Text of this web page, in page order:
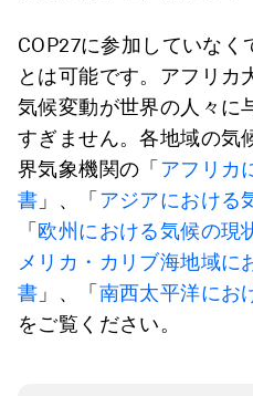
COP27に参加していなく
とは可能です。アフリカ
気候変動が世界の人々に
すぎません。各地域の気
界気象機関の「アフリカ
書 」、「アジアにおける
「欧州における気候の現
メリカ・カリブ海地域に
書 」、「南西太平洋にお
をご覧ください。